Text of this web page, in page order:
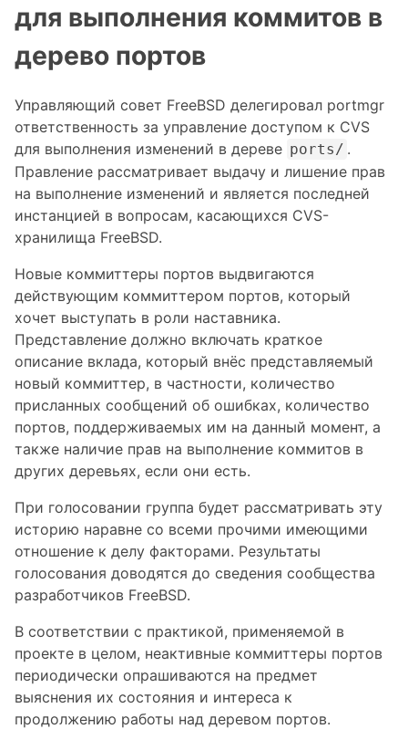
для выполнения коммитов в
дерево портов
Управляющий совет FreeBSD делегировал portmgr
ответственность за управление доступом к CVS
для выполнения изменений в дереве ports/ .
Правление рассматривает выдачу и лишение прав
на выполнение изменений и является последней
инстанцией в вопросам, касающихся CVS-
хранилища FreeBSD.
Новые коммиттеры портов выдвигаются
действующим коммиттером портов, который
хочет выступать в роли наставника.
Представление должно включать краткое
описание вклада, который внёс представляемый
новый коммиттер, в частности, количество
присланных сообщений об ошибках, количество
портов, поддерживаемых им на данный момент, а
также наличие прав на выполнение коммитов в
других деревьях, если они есть.
При голосовании группа будет рассматривать эту
историю наравне со всеми прочими имеющими
отношение к делу факторами. Результаты
голосования доводятся до сведения сообщества
разработчиков FreeBSD.
В соответствии с практикой, применяемой в
проекте в целом, неактивные коммиттеры портов
периодически опрашиваются на предмет
выяснения их состояния и интереса к
продолжению работы над деревом портов.